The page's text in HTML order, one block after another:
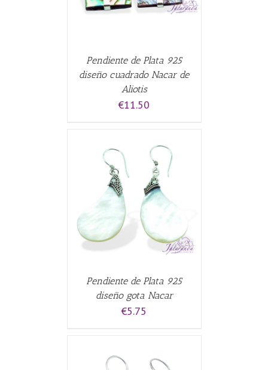
Pendiente de Plata 925
diseño cuadrado Nacar de
Aliotis
€11.50
Pendiente de Plata 925
diseño gota Nacar
€5.75